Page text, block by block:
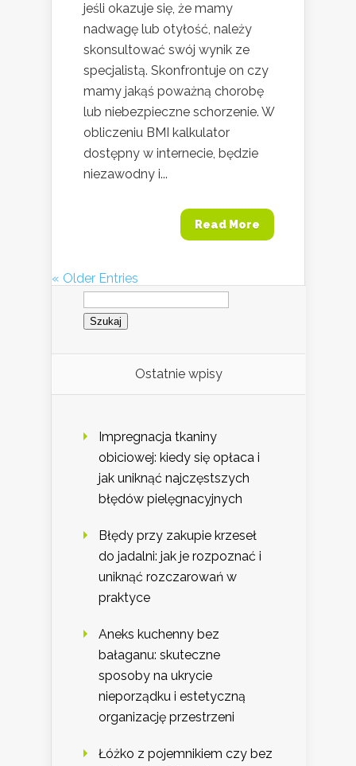
jeśli okazuje się, że mamy
nadwagę lub otyłość, należy
skonsultować swój wynik ze
specjalistą. Skonfrontuje on czy
mamy jakąś poważną chorobę
lub niebezpieczne schorzenie. W
obliczeniu BMI kalkulator
dostępny w internecie, będzie
niezawodny i...
Read More
« Older Entries
Szukaj:
Ostatnie wpisy
Impregnacja tkaniny
obiciowej: kiedy się opłaca i
jak uniknąć najczęstszych
błędów pielęgnacyjnych
Błędy przy zakupie krzeseł
do jadalni: jak je rozpoznać i
uniknąć rozczarowań w
praktyce
Aneks kuchenny bez
bałaganu: skuteczne
sposoby na ukrycie
nieporządku i estetyczną
organizację przestrzeni
Łóżko z pojemnikiem czy bez